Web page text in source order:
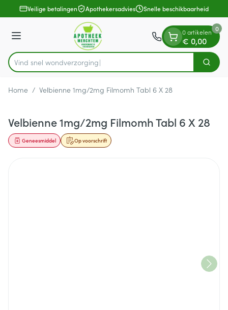
Ga naar de inhoud
1 van 1Veilige betalingen Apothekersadvies Snelle beschikbaarheid
Menu
Product, merk, categorie...
Vind snel wond Zoek
0 artikelen
€ 0,00
0
Home / Velbienne 1mg/2mg Filmomh Tabl 6 X 28
Velbienne 1mg/2mg Filmomh Tabl 6 X 28
Op voorschrift
Geneesmiddel